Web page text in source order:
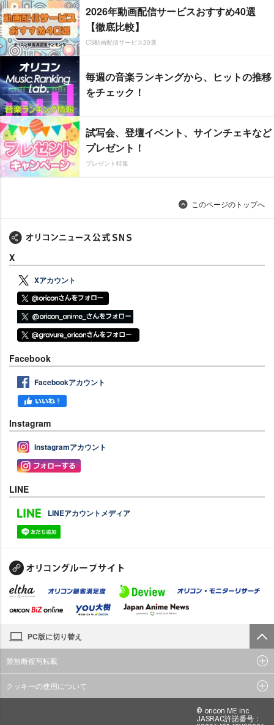
2026年動画配信サービスおすすめ40選
【徹底比較】
CS動画配信サービス20選
毎週の音楽ランキングから、ヒットの推移
をチェック！
試写会、登壇イベント、サインチェキなど
プレゼント！
プレゼント特集
このページのトップへ
X
Xアカウント
Facebook
Facebookアカウント
Instagram
Instagramアカウント
LINE
LINEアカウントメディア
PC版に切り替え
禁無断複写転載
クッキーの使用について
© oricon ME inc.
JASRAC許諾番号：